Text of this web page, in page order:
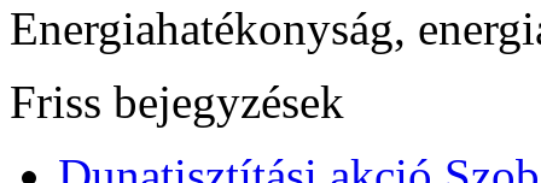
Energiahatékonyság,
Friss bejegyzések